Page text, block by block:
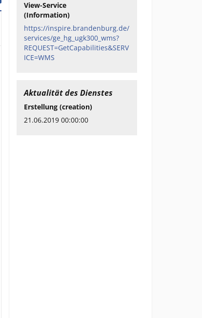
View-Service
(Information)
https://inspire.brandenburg.de/
services/ge_hg_ugk300_wms?
REQUEST=GetCapabilities&SERV
ICE=WMS
Aktualität des Dienstes
Erstellung (creation)
21.06.2019 00:00:00